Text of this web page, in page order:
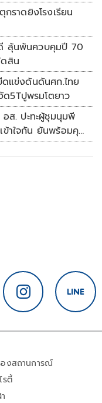
กราดยิงโรงเรียน
ลุ้นพ้นควบคุมปี 70
สิน
ดแข่งดันดันศก.ไทย
5Tปูพรมโตยาว
ส. ปะทะผู้ชุมนุมพี
าใจกัน ยันพร้อมคุย
งสถานการณ์
รตี้